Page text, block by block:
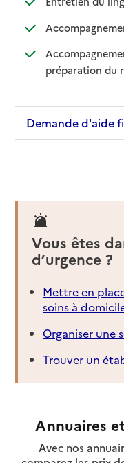
préparation du
Demande d'aide
Vous êtes
d’urgence ?
Mettre en
soins à
Organiser une
Trouver un
Annuaires
Avec nos